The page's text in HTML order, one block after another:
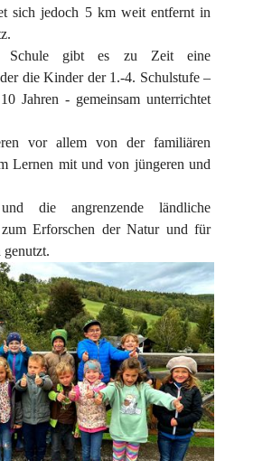
sich jedoch 5 km weit entfernt in
Schule gibt es zu Zeit eine
die Kinder der 1.-4. Schulstufe –
Jahren - gemeinsam unterrichtet
vor allem von der familiären
Lernen mit und von jüngeren und
die angrenzende ländliche
Erforschen der Natur und für
genutzt.